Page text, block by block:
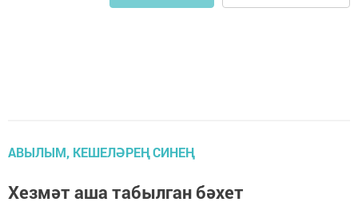
АВЫЛЫМ, КЕШЕЛӘРЕҢ СИНЕҢ
Хезмәт аша табылган бәхет